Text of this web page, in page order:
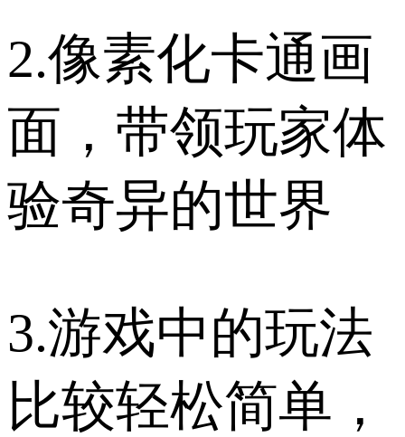
2.像素化卡通画
面，带领玩家体
验奇异的世界
3.游戏中的玩法
比较轻松简单，